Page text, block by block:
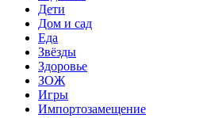
Дети
Дом и сад
Еда
Звёзды
Здоровье
ЗОЖ
Игры
Импортозамещение